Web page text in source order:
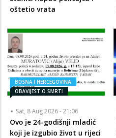
oštetio vrata
BOSNA I HERCEGOVINA
OBAVIJEST O SMRTI
Sat, 8 Aug 2026 - 21:06
Ovo je 24-godišnji mladić
koji je izgubio život u rijeci